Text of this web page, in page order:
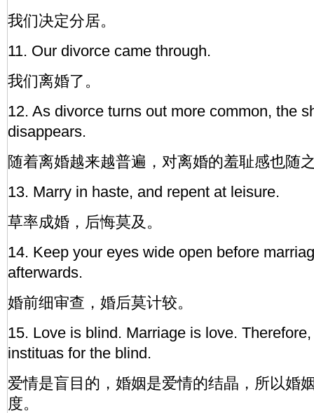
我们决定分居。
11. Our divorce came through.
我们离婚了。
12. As divorce turns out more common, the
disappears.
随着离婚越来越普遍，对离婚的羞耻感也随
13. Marry in haste, and repent at leisure.
草率成婚，后悔莫及。
14. Keep your eyes wide open before
afterwards.
婚前细审查，婚后莫计较。
15. Love is blind. Marriage is love.
instituas for the blind.
爱情是盲目的，婚姻是爱情的结晶，所以婚
度。